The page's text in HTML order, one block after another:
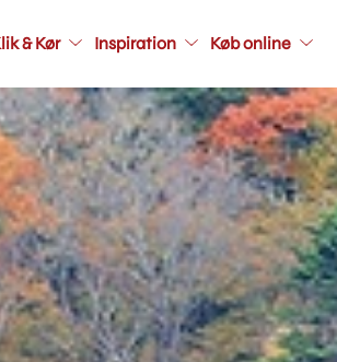
& Kør Inspiration Køb online